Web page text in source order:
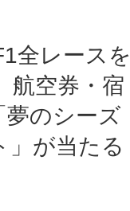
全レースを
航空券・宿
夢のシーズ
」が当たる